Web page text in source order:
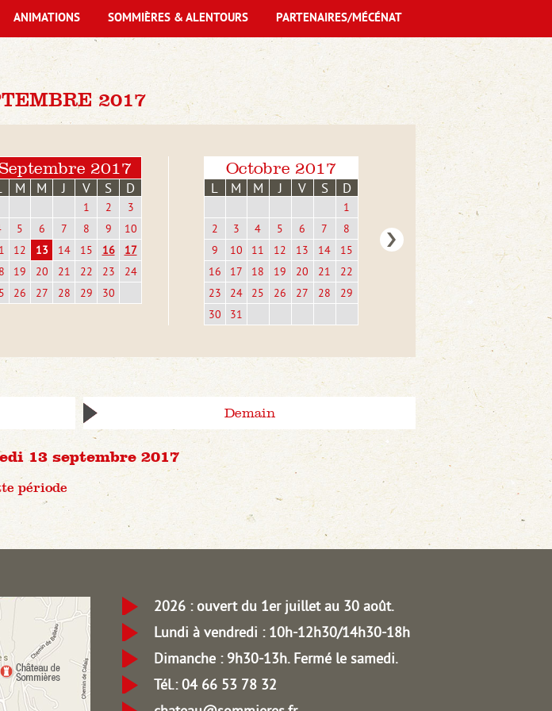
2017
2017
M M J V S D
1 2
3
5 6 7 8 9
10
12 13 14 15 16
17
19 20 21 22 23
24
26 27 28 29 30
Octobre 2017
L M M J V S D
1
2
3 4 5 6 7
8
9
10 11 12 13 14
15
16
17 18 19 20 21
22
23
24 25 26 27 28
29
30
31
Demain
13 septembre 2017
période
ANIMATIONS SOMMIÈRES & ALENTOURS PARTENAIRES/MÉCÉNAT
2026 : ouvert du 1er juillet au 30 août.
Lundi à vendredi : 10h-12h30/14h30-18h
Dimanche : 9h30-13h. Fermé le samedi.
Tél.: 04 66 53 78 32